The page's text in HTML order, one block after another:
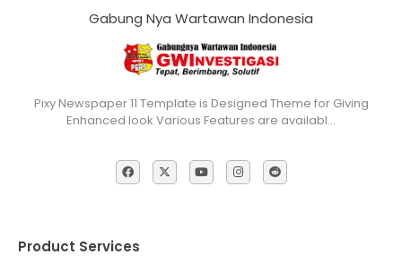
Gabung Nya Wartawan Indonesia
Pixy Newspaper 11 Template is Designed Theme for Giving
Enhanced look Various Features are availabl…
Product Services